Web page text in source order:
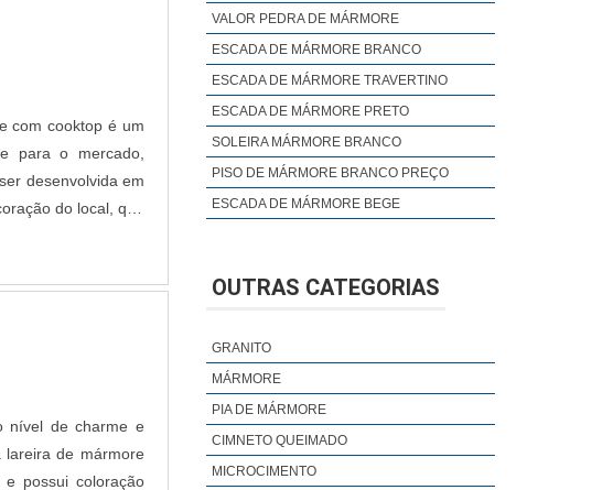
com cooktop é um
para o mercado,
desenvolvida em
do local, que
atribuída ao
apresentadas pelo
nível de charme e
de mármore
possui coloração
VALOR PEDRA DE MÁRMORE
ESCADA DE MÁRMORE BRANCO
ESCADA DE MÁRMORE TRAVERTINO
ESCADA DE MÁRMORE PRETO
SOLEIRA MÁRMORE BRANCO
PISO DE MÁRMORE BRANCO PREÇO
ESCADA DE MÁRMORE BEGE
OUTRAS CATEGORIAS
GRANITO
MÁRMORE
PIA DE MÁRMORE
CIMNETO QUEIMADO
MICROCIMENTO